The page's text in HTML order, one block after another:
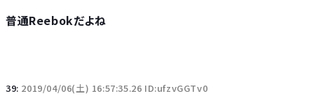
普通Reebokだよね
39: 2019/04/06(土) 16:57:35.26 ID:ufzvGGTv0